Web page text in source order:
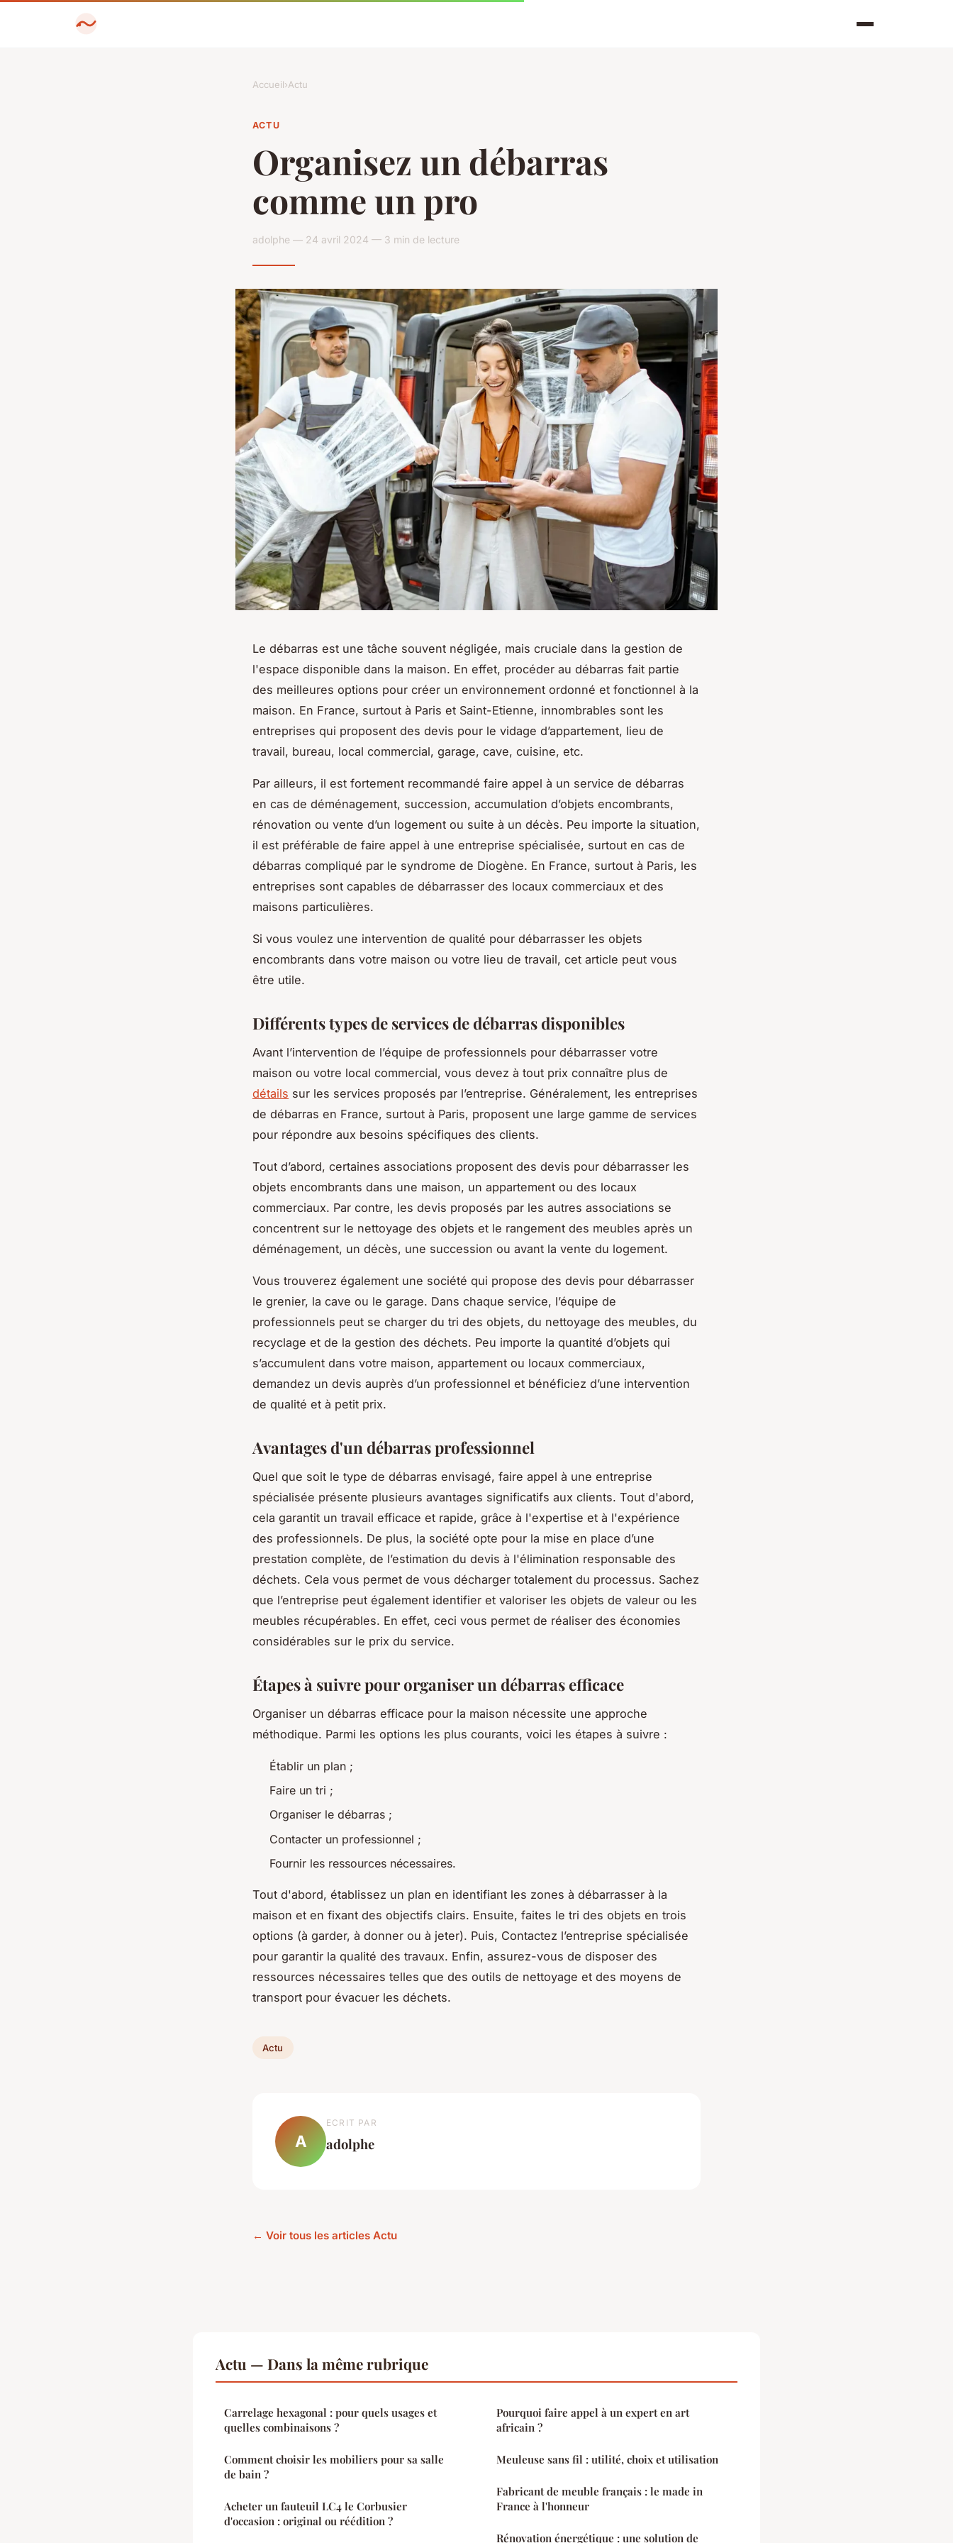
Accueil›Actu
ACTU
Organisez un débarras
comme un pro
adolphe — 24 avril 2024 — 3 min de lecture
Le débarras est une tâche souvent négligée, mais cruciale dans la gestion de
l'espace disponible dans la maison. En effet, procéder au débarras fait partie
des meilleures options pour créer un environnement ordonné et fonctionnel à la
maison. En France, surtout à Paris et Saint-Etienne, innombrables sont les
entreprises qui proposent des devis pour le vidage d’appartement, lieu de
travail, bureau, local commercial, garage, cave, cuisine, etc.
Par ailleurs, il est fortement recommandé faire appel à un service de débarras
en cas de déménagement, succession, accumulation d’objets encombrants,
rénovation ou vente d’un logement ou suite à un décès. Peu importe la situation,
il est préférable de faire appel à une entreprise spécialisée, surtout en cas de
débarras compliqué par le syndrome de Diogène. En France, surtout à Paris, les
entreprises sont capables de débarrasser des locaux commerciaux et des
maisons particulières.
Si vous voulez une intervention de qualité pour débarrasser les objets
encombrants dans votre maison ou votre lieu de travail, cet article peut vous
être utile.
Différents types de services de débarras disponibles
Avant l’intervention de l’équipe de professionnels pour débarrasser votre
maison ou votre local commercial, vous devez à tout prix connaître plus de
détails sur les services proposés par l’entreprise. Généralement, les entreprises
de débarras en France, surtout à Paris, proposent une large gamme de services
pour répondre aux besoins spécifiques des clients.
Tout d’abord, certaines associations proposent des devis pour débarrasser les
objets encombrants dans une maison, un appartement ou des locaux
commerciaux. Par contre, les devis proposés par les autres associations se
concentrent sur le nettoyage des objets et le rangement des meubles après un
déménagement, un décès, une succession ou avant la vente du logement.
Vous trouverez également une société qui propose des devis pour débarrasser
le grenier, la cave ou le garage. Dans chaque service, l’équipe de
professionnels peut se charger du tri des objets, du nettoyage des meubles, du
recyclage et de la gestion des déchets. Peu importe la quantité d’objets qui
s’accumulent dans votre maison, appartement ou locaux commerciaux,
demandez un devis auprès d’un professionnel et bénéficiez d’une intervention
de qualité et à petit prix.
Avantages d'un débarras professionnel
Quel que soit le type de débarras envisagé, faire appel à une entreprise
spécialisée présente plusieurs avantages significatifs aux clients. Tout d'abord,
cela garantit un travail efficace et rapide, grâce à l'expertise et à l'expérience
des professionnels. De plus, la société opte pour la mise en place d’une
prestation complète, de l’estimation du devis à l'élimination responsable des
déchets. Cela vous permet de vous décharger totalement du processus. Sachez
que l’entreprise peut également identifier et valoriser les objets de valeur ou les
meubles récupérables. En effet, ceci vous permet de réaliser des économies
considérables sur le prix du service.
Étapes à suivre pour organiser un débarras efficace
Organiser un débarras efficace pour la maison nécessite une approche
méthodique. Parmi les options les plus courants, voici les étapes à suivre :
Établir un plan ;
Faire un tri ;
Organiser le débarras ;
Contacter un professionnel ;
Fournir les ressources nécessaires.
Tout d'abord, établissez un plan en identifiant les zones à débarrasser à la
maison et en fixant des objectifs clairs. Ensuite, faites le tri des objets en trois
options (à garder, à donner ou à jeter). Puis, Contactez l’entreprise spécialisée
pour garantir la qualité des travaux. Enfin, assurez-vous de disposer des
ressources nécessaires telles que des outils de nettoyage et des moyens de
transport pour évacuer les déchets.
Actu
A
ECRIT PAR
adolphe
← Voir tous les articles Actu
Actu — Dans la même rubrique
Carrelage hexagonal : pour quels usages et
quelles combinaisons ?
Comment choisir les mobiliers pour sa salle
de bain ?
Acheter un fauteuil LC4 le Corbusier
d'occasion : original ou réédition ?
Pourquoi faire appel à un expert en art
africain ?
Meuleuse sans fil : utilité, choix et utilisation
Fabricant de meuble français : le made in
France à l'honneur
Rénovation énergétique : une solution de